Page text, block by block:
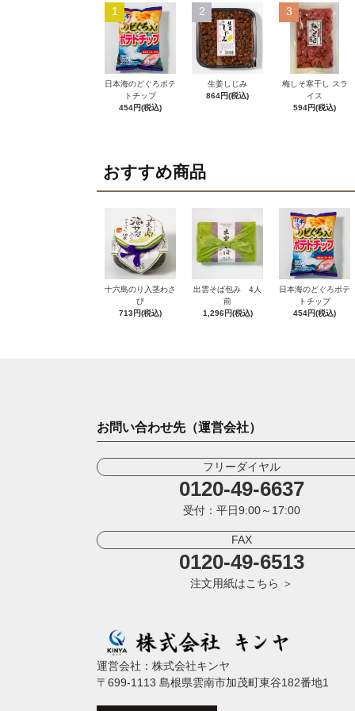
1
日本海のどぐろポテ
トチップ
454円(税込)
2
生姜しじみ
864円(税込)
3
梅しそ寒干し スラ
イス
594円(税込)
おすすめ商品
十六島のり入茎わさ
び
713円(税込)
出雲そば包み 4人
前
1,296円(税込)
日本海のどぐろポテ
トチップ
454円(税込)
お問い合わせ先（運営会社）
フリーダイヤル
0120-49-6637
受付：平日9:00～17:00
FAX
0120-49-6513
注文用紙はこちら ＞
運営会社：株式会社キンヤ
〒699-1113 島根県雲南市加茂町東谷182番地1